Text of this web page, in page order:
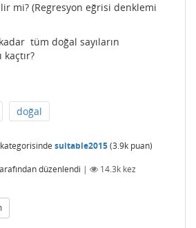
mi? (Regresyon eğrisi denklemi
tüm doğal sayıların
kaçtır?
doğal
kategorisinde suitable2015(3.9k puan)
düzenlendi | 14.3k kez